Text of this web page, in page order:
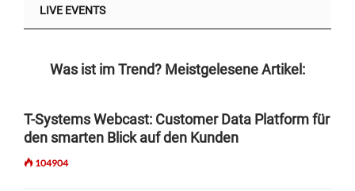
LIVE EVENTS
Was ist im Trend? Meistgelesene Artikel:
T-Systems Webcast: Customer Data Platform für
den smarten Blick auf den Kunden
104904